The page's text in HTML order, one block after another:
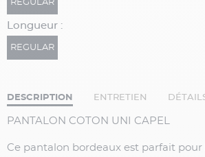
REGULAR
Longueur :
REGULAR
DESCRIPTION ENTRETIEN
PANTALON COTON UNI CAPEL
Ce pantalon bordeaux est parfait pour